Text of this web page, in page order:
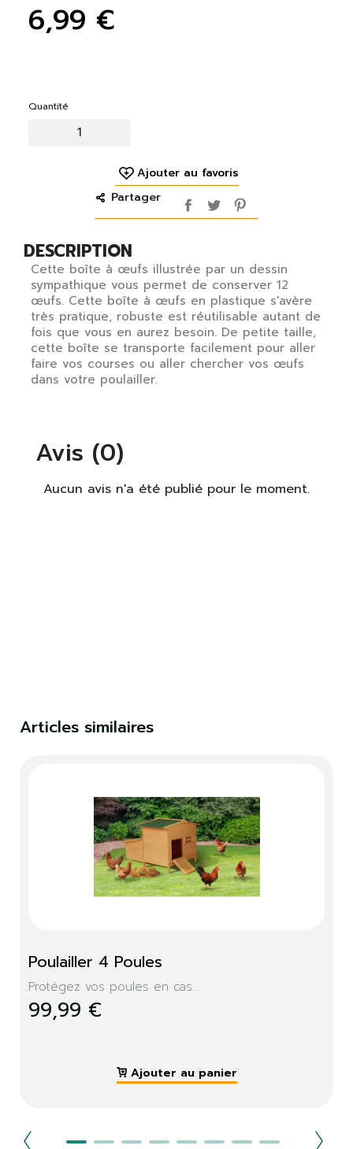
DESCRIPTION
Cette boîte à œufs illustrée par un dessin
sympathique vous permet de conserver 12
œufs. Cette boîte à œufs en plastique s'avère
très pratique, robuste est réutilisable autant de
fois que vous en aurez besoin. De petite taille,
cette boîte se transporte facilement pour aller
faire vos courses ou aller chercher vos œufs
dans votre poulailler.
6,99 €
Quantité
Ajouter au favoris
Partager
Avis (0)
Aucun avis n'a été publié pour le moment.
Articles similaires
Poulailler 4 Poules
Protégez vos poules en cas...
99,99 €
Ajouter au panier